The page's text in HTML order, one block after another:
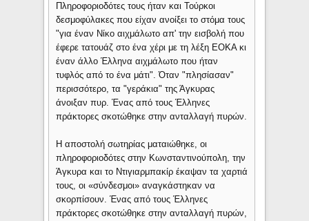
Πληροφοριοδότες τους ήταν και Τούρκοι
δεσμοφύλακες που είχαν ανοίξει το στόμα τους
"για έναν Νίκο αιχμάλωτο απ' την εισβολή που
έφερε τατουάζ στο ένα χέρι με τη λέξη ΕΟΚΑ κι
έναν άλλο Έλληνα αιχμάλωτο που ήταν
τυφλός από το ένα μάτι". Όταν "πλησίασαν"
περισσότερο, τα "γεράκια" της Άγκυρας
άνοιξαν πυρ. Ένας από τους Έλληνες
πράκτορες σκοτώθηκε στην ανταλλαγή πυρών.
Η αποστολή σωτηρίας ματαιώθηκε, οι
πληροφοριοδότες στην Κωνσταντινούπολη, την
Άγκυρα και το Ντιγιαρμπακίρ έκαψαν τα χαρτιά
τους, οι «σύνδεσμοι» αναγκάστηκαν να
σκορπίσουν. Ένας από τους Έλληνες
πράκτορες σκοτώθηκε στην ανταλλαγή πυρών,